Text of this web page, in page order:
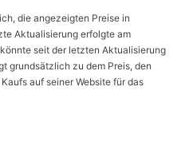
die angezeigten Preise in
Aktualisierung erfolgte am
seit der letzten Aktualisierung
grundsätzlich zu dem Preis, den
auf seiner Website für das